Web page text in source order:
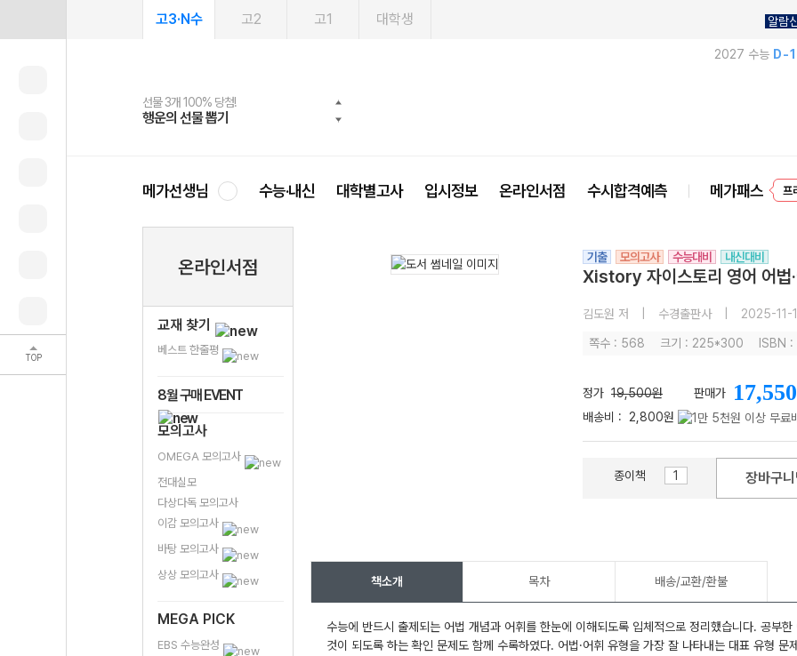
TOP
고3·N수 고2 고1 대학생 알람
2027 수능 D-
선물 3개 100% 당첨!
행운의 선물 뽑기
선물 100% 증정!
메가스터디 X 올리브
여름방학 스터디 캐시백
메가런 썸머스쿨
2027 러셀 단과
강사 공개선발
스마트러닝앱
설문 EVENT
메가패스
3일 무료 체험권
메가패스 수강생 무료혜택!
메가클럽 멤버십
사회공헌 캠페인
희망이룸 메가나눔
메가선생님 수능·내신 대학별고사 입시정보 온라인서점 수시합격예측 메가패스
온라인서점
교재 찾기
베스트 한줄평
8월 구매 EVENT
모의고사
OMEGA 모의고사
전대실모
다상다독 모의고사
이감 모의고사
바탕 모의고사
상상 모의고사
MEGA PICK
EBS 수능완성
기출 모의고사 수능대비 내신대비
Xistory 자이스토리 영어 어
김도원 저 수경출판사 2025-11-
쪽수 : 568 크기 : 225*300 ISBN
정가 19,500원 판매가 17,550
배송비 : 2,800원
종이책 장바구니
책소개 목차 배송/교환/환불
수능에 반드시 출제되는 어법 개념과 어휘를 한눈에 이해되도록 입체적으로 정리했습니다. 공부
것이 되도록 하는 확인 문제도 함께 수록하였다. 어법·어휘 유형을 가장 잘 나타내는 대표 유형 문